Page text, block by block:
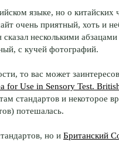
языке, но о китайских
очень приятный, хоть и
несколькими
с кучей фотографий.
то вас может
for Use in Sensory Test.
стандартов и некоторое
потешалась.
но и Британский